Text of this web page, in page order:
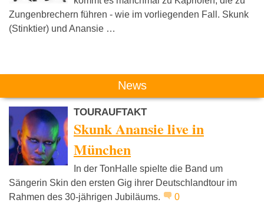
Zungenbrechern führen - wie im vorliegenden Fall. Skunk
(Stinktier) und Anansie …
News
TOURAUFTAKT
Skunk Anansie live in
München
In der TonHalle spielte die Band um
Sängerin Skin den ersten Gig ihrer Deutschlandtour im
Rahmen des 30-jährigen Jubiläums.
0